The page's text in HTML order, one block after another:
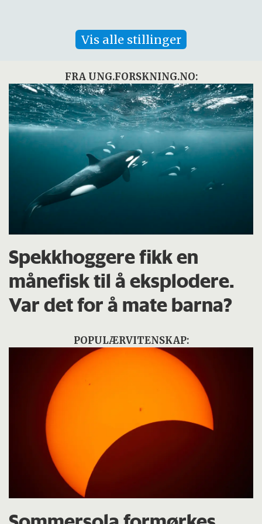
Vis alle stillinger
FRA UNG.FORSKNING.NO:
Spekkhoggere fikk en
månefisk til å eksplodere.
Var det for å mate barna?
POPULÆRVITENSKAP: